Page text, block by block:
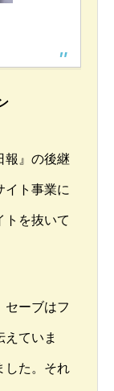
報』の後継
イト事業に
トを抜いて
セーブはフ
えていま
した。それ